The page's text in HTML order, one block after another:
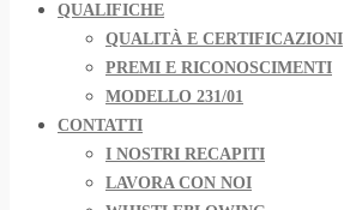
QUALIFICHE
QUALITÀ E CERTIFICAZIONI
PREMI E RICONOSCIMENTI
MODELLO 231/01
CONTATTI
I NOSTRI RECAPITI
LAVORA CON NOI